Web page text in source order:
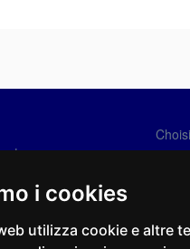
i cookies
utilizza cookie e altre